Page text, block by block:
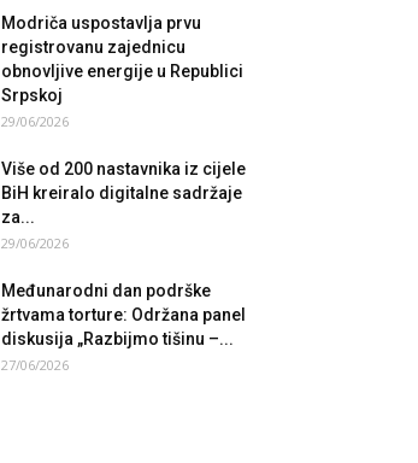
Modriča uspostavlja prvu
registrovanu zajednicu
obnovljive energije u Republici
Srpskoj
29/06/2026
Više od 200 nastavnika iz cijele
BiH kreiralo digitalne sadržaje
za...
29/06/2026
Međunarodni dan podrške
žrtvama torture: Održana panel
diskusija „Razbijmo tišinu –...
27/06/2026